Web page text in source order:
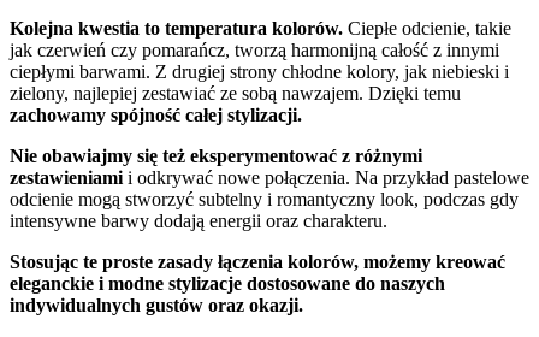
Kolejna kwestia to temperatura kolorów. Ciepłe odcienie, takie
jak czerwień czy pomarańcz, tworzą harmonijną całość z innymi
ciepłymi barwami. Z drugiej strony chłodne kolory, jak niebieski i
zielony, najlepiej zestawiać ze sobą nawzajem. Dzięki temu
zachowamy spójność całej stylizacji.
Nie obawiajmy się też eksperymentować z różnymi
zestawieniami i odkrywać nowe połączenia. Na przykład pastelowe
odcienie mogą stworzyć subtelny i romantyczny look, podczas gdy
intensywne barwy dodają energii oraz charakteru.
Stosując te proste zasady łączenia kolorów, możemy kreować
eleganckie i modne stylizacje dostosowane do naszych
indywidualnych gustów oraz okazji.